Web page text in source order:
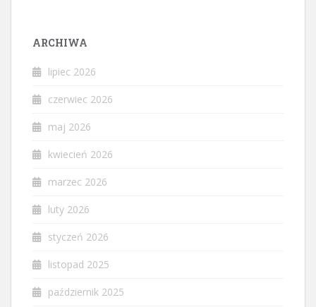
ARCHIWA
lipiec 2026
czerwiec 2026
maj 2026
kwiecień 2026
marzec 2026
luty 2026
styczeń 2026
listopad 2025
październik 2025